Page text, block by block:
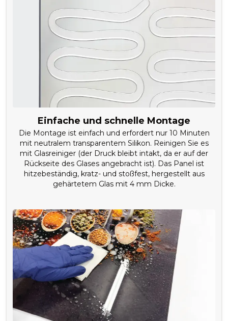
Einfache und schnelle Montage
Die Montage ist einfach und erfordert nur 10 Minuten
mit neutralem transparentem Silikon. Reinigen Sie es
mit Glasreiniger (der Druck bleibt intakt, da er auf der
Rückseite des Glases angebracht ist). Das Panel ist
hitzebeständig, kratz- und stoßfest, hergestellt aus
gehärtetem Glas mit 4 mm Dicke.